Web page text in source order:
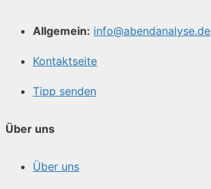
Allgemein: info@abendanalyse.de
Kontaktseite
Tipp senden
Über uns
Über uns